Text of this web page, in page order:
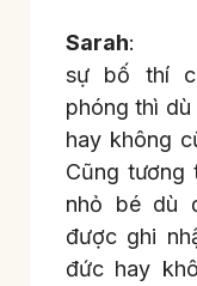
Sarah:
sự bố thí
phóng thì
hay không
Cũng tương
nhỏ bé dù
được ghi
đức hay